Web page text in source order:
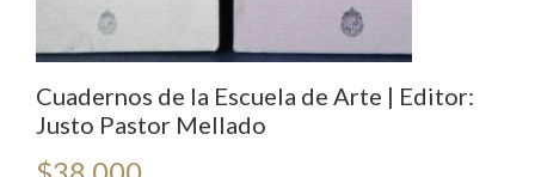
Cuadernos de la Escuela de Arte | Editor:
Justo Pastor Mellado